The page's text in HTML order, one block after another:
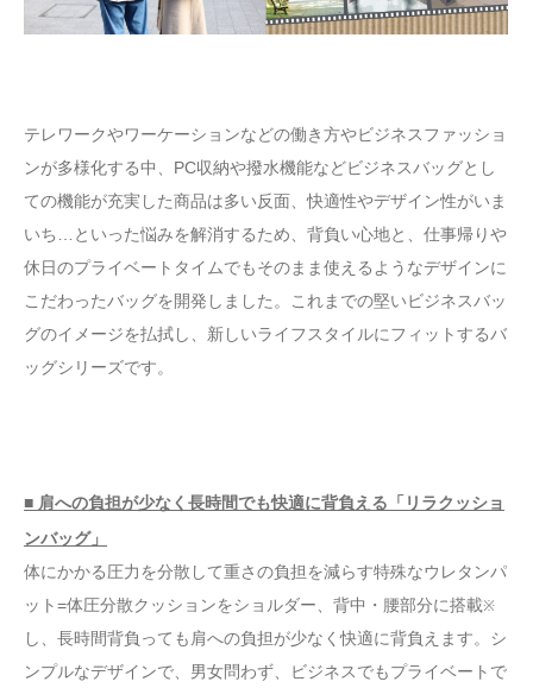
テレワークやワーケーションなどの働き方やビジネスファッショ
ンが多様化する中、PC収納や撥水機能などビジネスバッグとし
ての機能が充実した商品は多い反面、快適性やデザイン性がいま
いち…といった悩みを解消するため、背負い心地と、仕事帰りや
休日のプライベートタイムでもそのまま使えるようなデザインに
こだわったバッグを開発しました。これまでの堅いビジネスバッ
グのイメージを払拭し、新しいライフスタイルにフィットするバ
ッグシリーズです。
■ 肩への負担が少なく長時間でも快適に背負える「リラクッショ
ンバッグ」
体にかかる圧力を分散して重さの負担を減らす特殊なウレタンパ
ット=体圧分散クッションをショルダー、背中・腰部分に搭載※
し、長時間背負っても肩への負担が少なく快適に背負えます。シ
ンプルなデザインで、男女問わず、ビジネスでもプライベートで